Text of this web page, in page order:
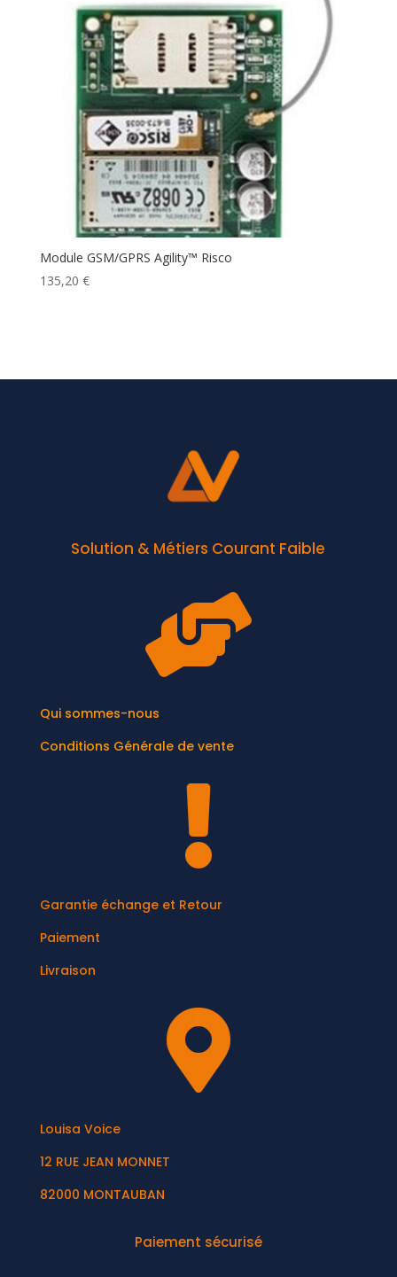
Module GSM/GPRS Agility™ Risco
135,20 €
Solution & Métiers Courant Faible

Qui sommes-nous
Conditions Générale de vente

Garantie échange et Retour
Paiement
Livraison

Louisa Voice
12 RUE JEAN MONNET
82000 MONTAUBAN
Paiement sécurisé